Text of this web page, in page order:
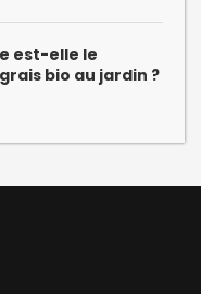
est-elle le
bio au jardin ?